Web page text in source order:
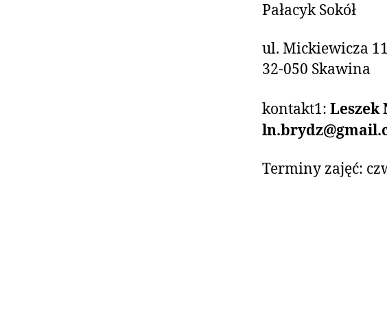
Pałacyk Sokół
ul. Mickiewicza 11
32-050 Skawina
kontakt1: Leszek
Terminy zajęć: